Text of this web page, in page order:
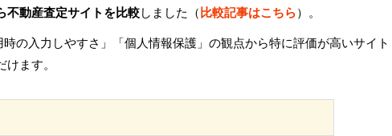
不動産査定サイトを比較しました（比較記事はこちら）。
の入力しやすさ」「個人情報保護」の観点から特に評価が高いサイト
ます。